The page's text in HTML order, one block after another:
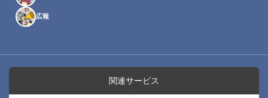
広報
関連サービス